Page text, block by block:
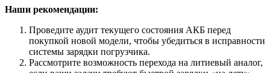
Наши рекомендации:
Проведите аудит текущего состояния АКБ перед
покупкой новой модели, чтобы убедиться в исправности
системы зарядки погрузчика.
Рассмотрите возможность перехода на литиевый аналог,